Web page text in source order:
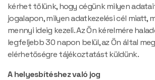
kérhet tőlünk, hogy cégünk milyen
jogalapon, milyen adatkezelési cél miatt,
mennyi ideig kezeli. Az Ön kérelmére
legfeljebb 30 napon belül, az Ön által
elérhetőségre tájékoztatást küldünk.
A helyesbítéshez való jog